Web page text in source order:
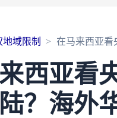
地域限制 在马来西亚看
西亚看
？海外